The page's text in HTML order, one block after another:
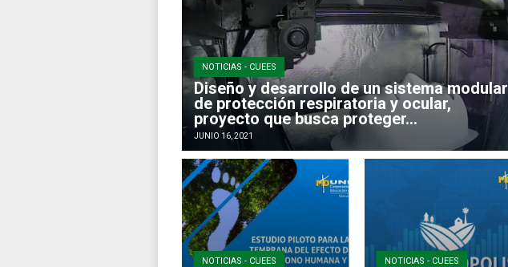
NOTICIAS - CUEES
Diseño y desarrollo de un sistema modular
de protección respiratoria y ocular,
proyecto que busca proteger...
JUNIO 16, 2021
NOTICIAS - CUEES NOTICIAS - CUEES